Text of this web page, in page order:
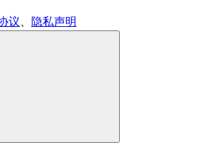
议 隐私声明